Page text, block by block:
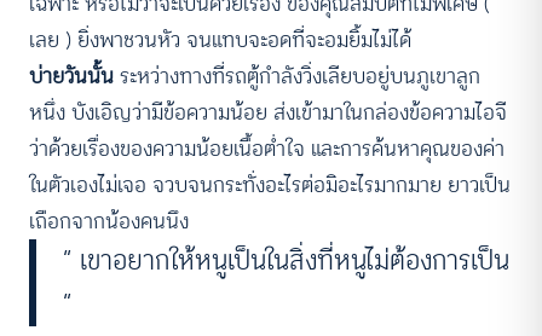
เลย ) ยิ่งพาชวนหัว จนแทบจะอดที่จะอมยิ้มไม่ได้
บ่ายวันนั้นระหว่างทางที่รถตู้กำลังวิ่งเลียบอยู่บนภูเขาลูก
หนึ่ง บังเอิญว่ามีข้อความน้อย ส่งเข้ามาในกล่องข้อความไอจี
ว่าด้วยเรื่องของความน้อยเนื้อต่ำใจ และการค้นหาคุณของค่า
ในตัวเองไม่เจอ จวบจนกระทั่งอะไรต่อมิอะไรมากมาย ยาวเป็น
เถือกจากน้องคนนึง
“ เขาอยากให้หนูเป็นในสิ่งที่หนูไม่ต้องการเป็น
“